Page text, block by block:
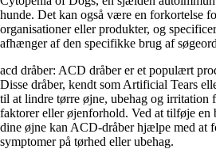
hunde. Det kan også være en forkortelse
organisationer eller produkter, og
afhænger af den specifikke brug af
acd dråber: ACD dråber er et populært
Disse dråber, kendt som Artificial Tears
til at lindre tørre øjne, ubehag og irritation
faktorer eller øjenforhold. Ved at tilføje
dine øjne kan ACD-dråber hjælpe med at
symptomer på tørhed eller ubehag.